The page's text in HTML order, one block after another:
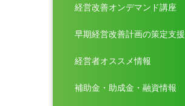
経営改善オンデマンド講座
早期経営改善計画の策定支援
経営者オススメ情報
補助金・助成金・融資情報